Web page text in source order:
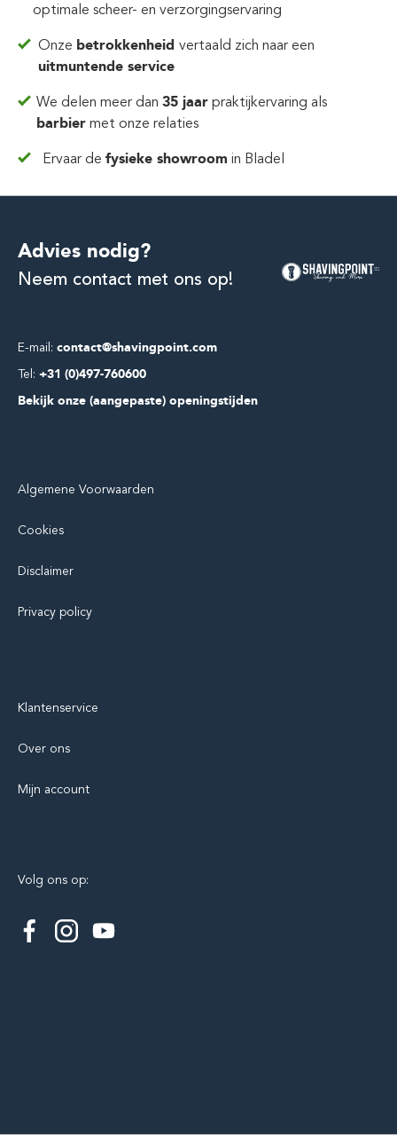
optimale scheer- en verzorgingservaring
Onze betrokkenheid vertaald zich naar een
uitmuntende service
We delen meer dan 35 jaar praktijkervaring als
barbier met onze relaties
Ervaar de fysieke showroom in Bladel
E-mail: contact@shavingpoint.com
Tel: +31 (0)497-760600
Bekijk onze (aangepaste) openingstijden
Advies nodig?
Neem contact met ons op!
Algemene Voorwaarden
Cookies
Disclaimer
Privacy policy
Klantenservice
Over ons
Mijn account
Volg ons op: